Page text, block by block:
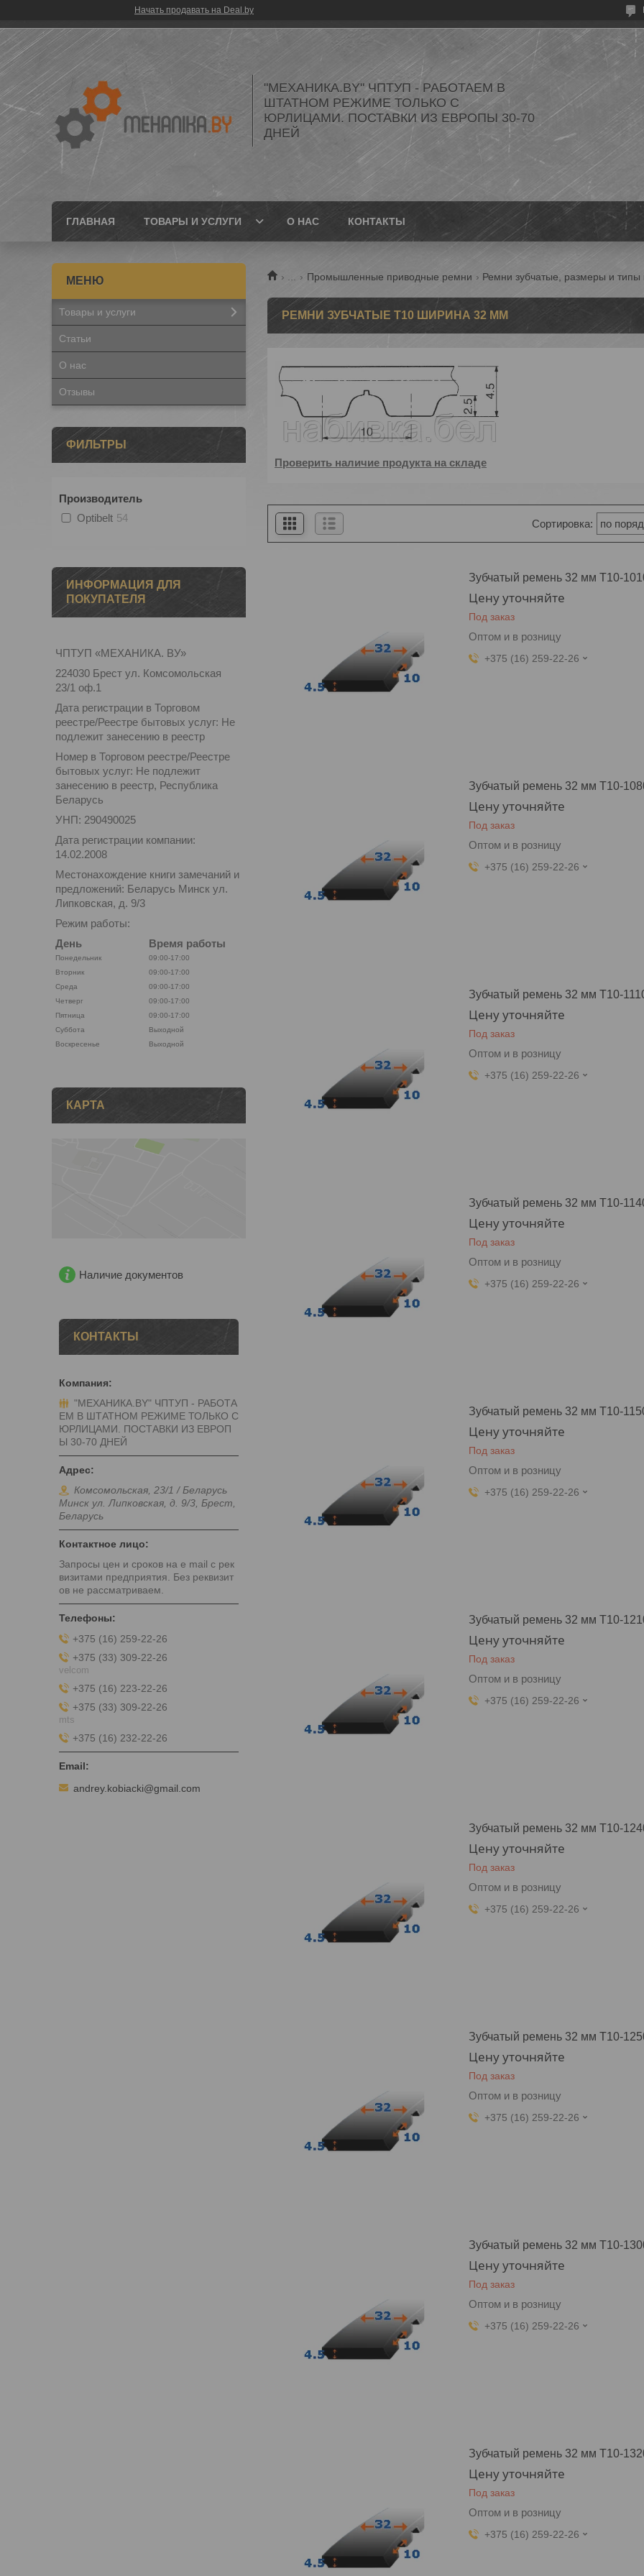
Начать продавать на Deal.by
"МЕХАНИКА.BY" ЧПТУП - РАБОТАЕМ В
ШТАТНОМ РЕЖИМЕ ТОЛЬКО С
ЮРЛИЦАМИ. ПОСТАВКИ ИЗ ЕВРОПЫ 30-70
ДНЕЙ
ГЛАВНАЯ ТОВАРЫ И УСЛУГИ О НАС КОНТАКТЫ
Промышленные приводные ремни Ремни зубчатые, размеры и
РЕМНИ ЗУБЧАТЫЕ T10 ШИРИНА 32 ММ
Проверить наличие продукта на складе
Зубчатый ремень 32 мм T10-
Цену уточняйте
Под заказ
Оптом и в розницу
+375 (16) 259-22-26
Зубчатый ремень 32 мм T10-
Цену уточняйте
Под заказ
Оптом и в розницу
+375 (16) 259-22-26
Зубчатый ремень 32 мм T10-
Цену уточняйте
Под заказ
Оптом и в розницу
+375 (16) 259-22-26
Зубчатый ремень 32 мм T10-
Цену уточняйте
Под заказ
Оптом и в розницу
+375 (16) 259-22-26
Зубчатый ремень 32 мм T10-
Цену уточняйте
Под заказ
Оптом и в розницу
+375 (16) 259-22-26
Зубчатый ремень 32 мм T10-
Цену уточняйте
Под заказ
Оптом и в розницу
+375 (16) 259-22-26
Зубчатый ремень 32 мм T10-
Цену уточняйте
Под заказ
Оптом и в розницу
+375 (16) 259-22-26
Зубчатый ремень 32 мм T10-
Цену уточняйте
Под заказ
Оптом и в розницу
+375 (16) 259-22-26
Зубчатый ремень 32 мм T10-
Цену уточняйте
Под заказ
Оптом и в розницу
+375 (16) 259-22-26
Зубчатый ремень 32 мм T10-
Цену уточняйте
Под заказ
Оптом и в розницу
+375 (16) 259-22-26
Товары и услуги
Статьи
О нас
Отзывы
ФИЛЬТРЫ
Производитель
Optibelt 54
ИНФОРМАЦИЯ ДЛЯ
ПОКУПАТЕЛЯ
ЧПТУП «МЕХАНИКА. ВУ»
224030 Брест ул. Комсомольская
23/1 оф.1
Дата регистрации в Торговом
реестре/Реестре бытовых услуг: Не
подлежит занесению в реестр
Номер в Торговом реестре/Реестре
бытовых услуг: Не подлежит
занесению в реестр, Республика
Беларусь
УНП: 290490025
Дата регистрации компании:
14.02.2008
Местонахождение книги замечаний и
предложений: Беларусь Минск ул.
Липковская, д. 9/3
Режим работы:
День
Время работы
Понедельник
09:00-17:00
Вторник
09:00-17:00
Среда
09:00-17:00
Четверг
09:00-17:00
Пятница
09:00-17:00
Суббота
Выходной
Воскресенье
Выходной
КАРТА
Наличие документов
КОНТАКТЫ
"МЕХАНИКА.BY" ЧПТУП - РАБОТА
ЕМ В ШТАТНОМ РЕЖИМЕ ТОЛЬКО С
ЮРЛИЦАМИ. ПОСТАВКИ ИЗ ЕВРОП
Ы 30-70 ДНЕЙ
Комсомольская, 23/1 / Беларусь
Минск ул. Липковская, д. 9/3, Брест,
Беларусь
Запросы цен и сроков на e mail с рек
визитами предприятия. Без реквизит
ов не рассматриваем.
+375 (16) 259-22-26
+375 (33) 309-22-26
velcom
+375 (16) 223-22-26
+375 (33) 309-22-26
mts
+375 (16) 232-22-26
andrey.kobiacki@gmail.com